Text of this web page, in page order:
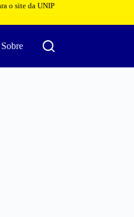
o site da UNIP
Sobre